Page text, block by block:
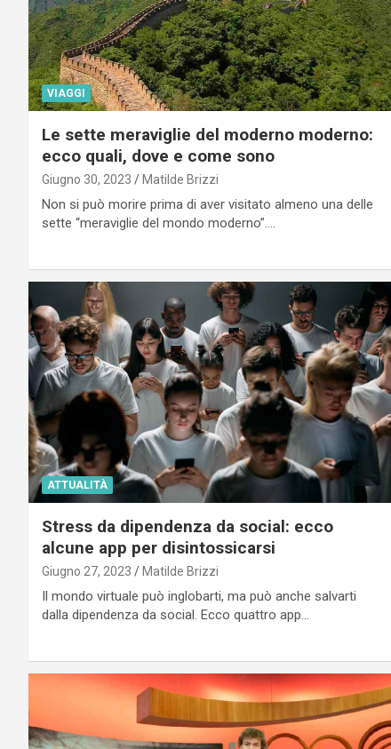
VIAGGI
Le sette meraviglie del moderno moderno:
ecco quali, dove e come sono
Giugno 30, 2023 Matilde Brizzi
Non si può morire prima di aver visitato almeno una delle
sette “meraviglie del mondo moderno”.…
ATTUALITÀ
Stress da dipendenza da social: ecco
alcune app per disintossicarsi
Giugno 27, 2023 Matilde Brizzi
Il mondo virtuale può inglobarti, ma può anche salvarti
dalla dipendenza da social. Ecco quattro app…